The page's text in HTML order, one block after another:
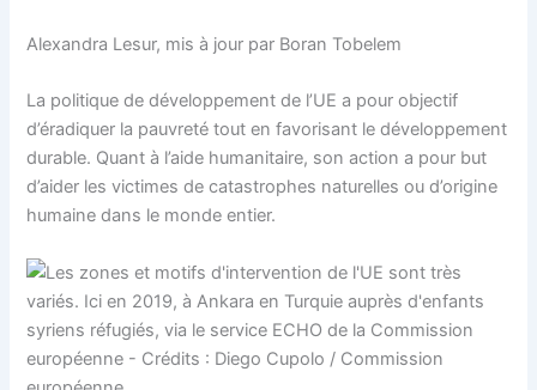
Alexandra Lesur, mis à jour par Boran Tobelem
La politique de développement de l’UE a pour objectif
d’éradiquer la pauvreté tout en favorisant le développement
durable. Quant à l’aide humanitaire, son action a pour but
d’aider les victimes de catastrophes naturelles ou d’origine
humaine dans le monde entier.